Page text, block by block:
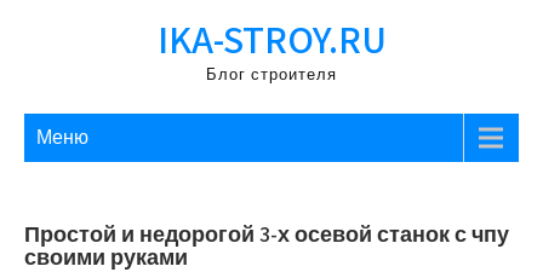
IKA-STROY.RU
Блог строителя
Меню
Простой и недорогой 3-х осевой станок с чпу
своими руками